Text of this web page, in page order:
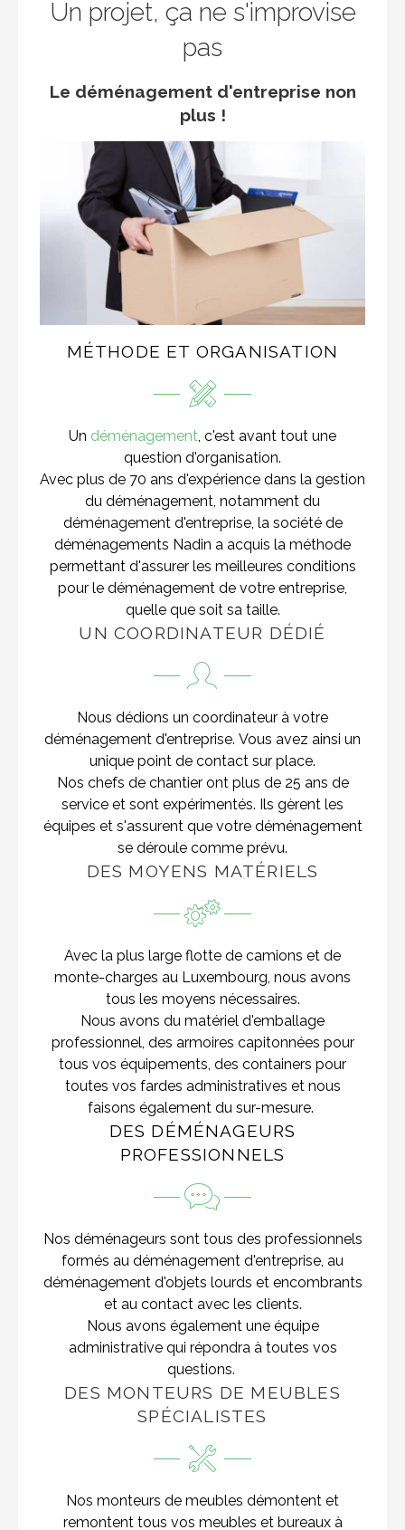
Un projet, ça ne s'improvise
pas
Le déménagement d'entreprise non
plus !
MÉTHODE ET ORGANISATION
Un déménagement , c'est avant tout une
question d'organisation.
Avec plus de 70 ans d'expérience dans la gestion
du déménagement, notamment du
déménagement d'entreprise, la société de
déménagements Nadin a acquis la méthode
permettant d'assurer les meilleures conditions
pour le déménagement de votre entreprise,
quelle que soit sa taille.
UN COORDINATEUR DÉDIÉ
Nous dédions un coordinateur à votre
déménagement d'entreprise. Vous avez ainsi un
unique point de contact sur place.
Nos chefs de chantier ont plus de 25 ans de
service et sont expérimentés. Ils gèrent les
équipes et s'assurent que votre déménagement
se déroule comme prévu.
DES MOYENS MATÉRIELS
Avec la plus large flotte de camions et de
monte-charges au Luxembourg, nous avons
tous les moyens nécessaires.
Nous avons du matériel d'emballage
professionnel, des armoires capitonnées pour
tous vos équipements, des containers pour
toutes vos fardes administratives et nous
faisons également du sur-mesure.
DES DÉMÉNAGEURS
PROFESSIONNELS
Nos déménageurs sont tous des professionnels
formés au déménagement d'entreprise, au
déménagement d'objets lourds et encombrants
et au contact avec les clients.
Nous avons également une équipe
administrative qui répondra à toutes vos
questions.
DES MONTEURS DE MEUBLES
SPÉCIALISTES
Nos monteurs de meubles démontent et
remontent tous vos meubles et bureaux à